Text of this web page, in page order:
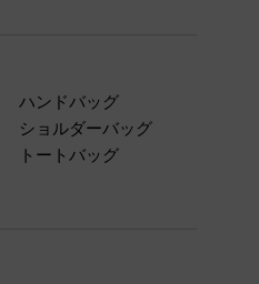
ハンドバッグ
ショルダーバッグ
トートバッグ